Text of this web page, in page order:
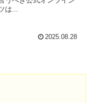
は...
2025.08.28